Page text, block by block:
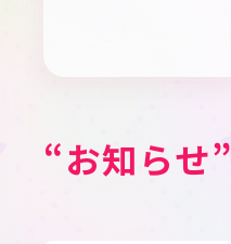
“お知らせ”